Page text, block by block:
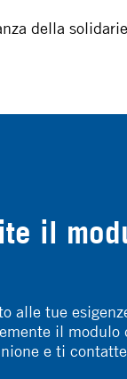
della
il
alle tue
il modulo
e ti